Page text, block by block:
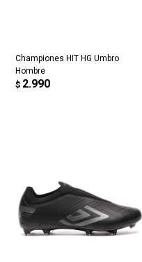
Championes HIT HG Umbro
Hombre
$ 2.990